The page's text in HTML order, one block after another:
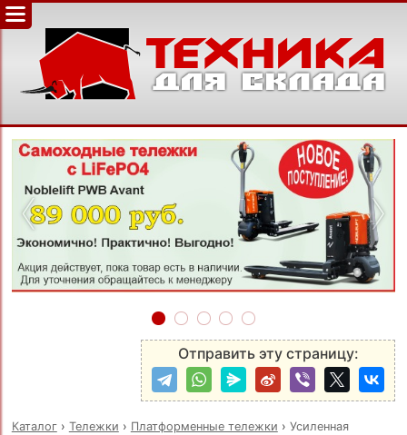
‹ ›
Отправить эту страницу:
Каталог› Тележки › Платформенные тележки › Усиленная